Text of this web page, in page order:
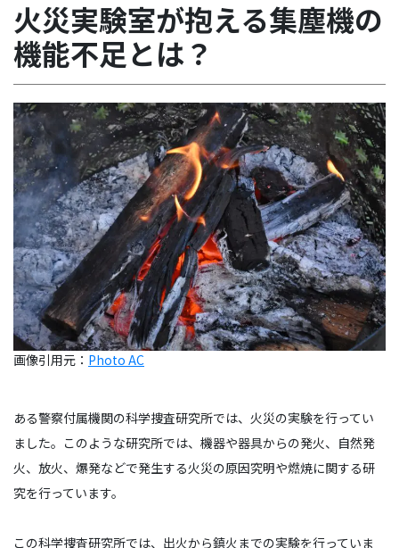
火災実験室が抱える集塵機の
機能不足とは？
画像引用元： Photo AC
ある警察付属機関の科学捜査研究所では、火災の実験を行ってい
ました。このような研究所では、機器や器具からの発火、自然発
火、放火、爆発などで発生する火災の原因究明や燃焼に関する研
究を行っています。
この科学捜査研究所では、出火から鎮火までの実験を行っていま